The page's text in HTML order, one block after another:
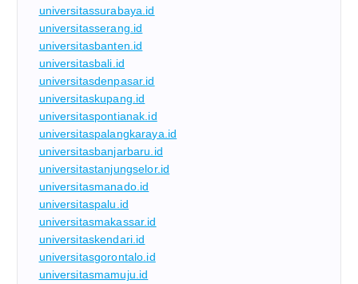
universitassurabaya.id
universitasserang.id
universitasbanten.id
universitasbali.id
universitasdenpasar.id
universitaskupang.id
universitaspontianak.id
universitaspalangkaraya.id
universitasbanjarbaru.id
universitastanjungselor.id
universitasmanado.id
universitaspalu.id
universitasmakassar.id
universitaskendari.id
universitasgorontalo.id
universitasmamuju.id